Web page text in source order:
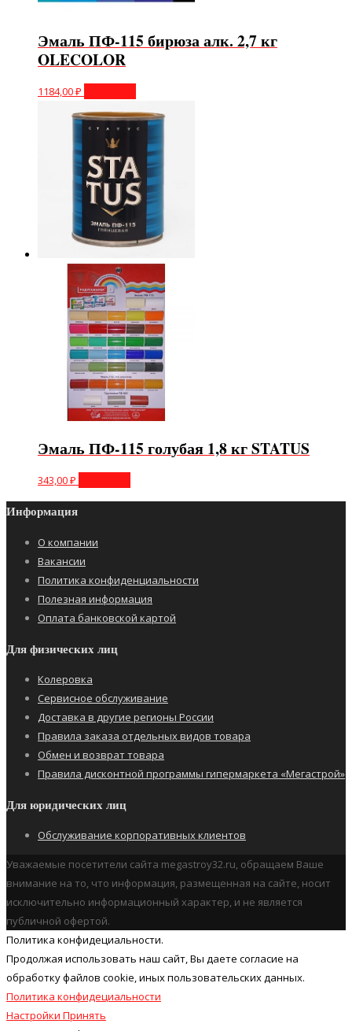
Эмаль ПФ-115 бирюза алк. 2,7 кг
OLECOLOR
1184,00₽
Эмаль ПФ-115 голубая 1,8 кг STATUS
343,00₽
Информация
О компании
Вакансии
Политика конфиденциальности
Полезная информация
Оплата банковской картой
Для физических лиц
Колеровка
Сервисное обслуживание
Доставка в другие регионы России
Правила заказа отдельных видов товара
Обмен и возврат товара
Правила дисконтной программы гипермаркета «Мегастрой»
Для юридических лиц
Обслуживание корпоративных клиентов
Уважаемые посетители сайта megastroy32.ru, обращаем Ваше
внимание на то, что информация, размещенная на сайте, носит
исключительно информационный характер, и не является
публичной офертой.
Политика конфидециальности.
Продолжая использовать наш cайт, Вы даете согласие на
обработку файлов cookie, иных пользовательских данных.
Политика конфидециальности
Настройки Принять